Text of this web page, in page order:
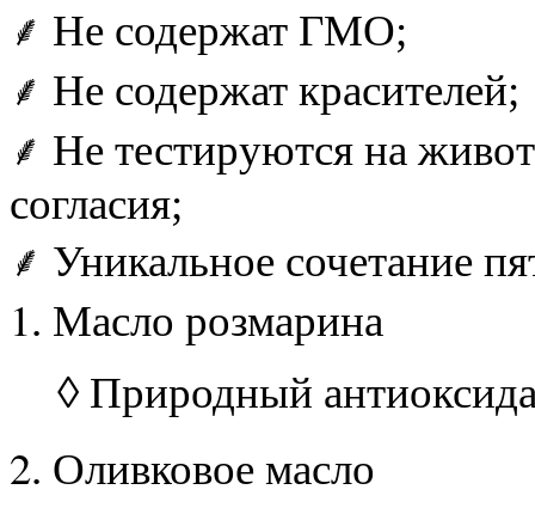
⸙ Не содержат ГМО;
⸙ Не содержат красителей;
⸙ Не тестируются на
согласия;
⸙ Уникальное сочетание
1. Масло розмарина
◊ Природный
2. Оливковое масло